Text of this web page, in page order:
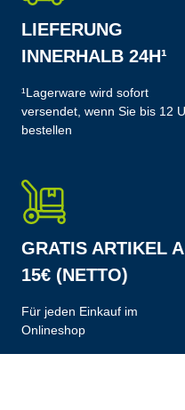
LIEFERUNG
INNERHALB 24H¹
¹Lagerware wird sofort
versendet, wenn Sie bis 12
bestellen
GRATIS ARTIKEL
15€ (NETTO)
Für jeden Einkauf im
Onlineshop